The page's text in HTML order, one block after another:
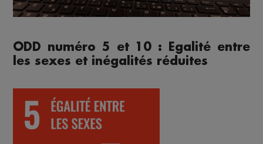
ODD numéro 5 et 10 : Egalité entre
les sexes et inégalités réduites